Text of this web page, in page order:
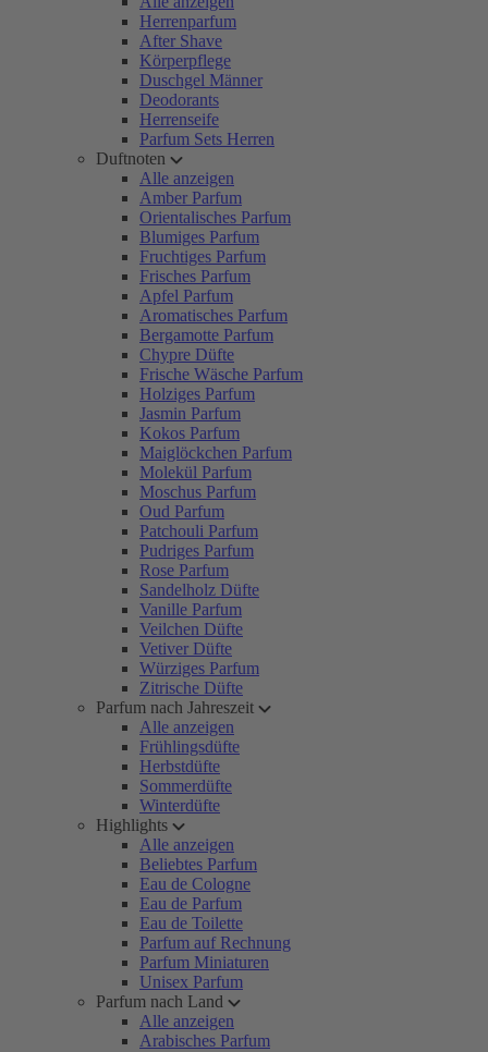
Herrenparfum
After Shave
Körperpflege
Duschgel Männer
Deodorants
Herrenseife
Parfum Sets Herren
Duftnoten
Alle anzeigen
Amber Parfum
Orientalisches Parfum
Blumiges Parfum
Fruchtiges Parfum
Frisches Parfum
Apfel Parfum
Aromatisches Parfum
Bergamotte Parfum
Chypre Düfte
Frische Wäsche Parfum
Holziges Parfum
Jasmin Parfum
Kokos Parfum
Maiglöckchen Parfum
Molekül Parfum
Moschus Parfum
Oud Parfum
Patchouli Parfum
Pudriges Parfum
Rose Parfum
Sandelholz Düfte
Vanille Parfum
Veilchen Düfte
Vetiver Düfte
Würziges Parfum
Zitrische Düfte
Parfum nach Jahreszeit
Alle anzeigen
Frühlingsdüfte
Herbstdüfte
Sommerdüfte
Winterdüfte
Highlights
Alle anzeigen
Beliebtes Parfum
Eau de Cologne
Eau de Parfum
Eau de Toilette
Parfum auf Rechnung
Parfum Miniaturen
Unisex Parfum
Parfum nach Land
Alle anzeigen
Arabisches Parfum